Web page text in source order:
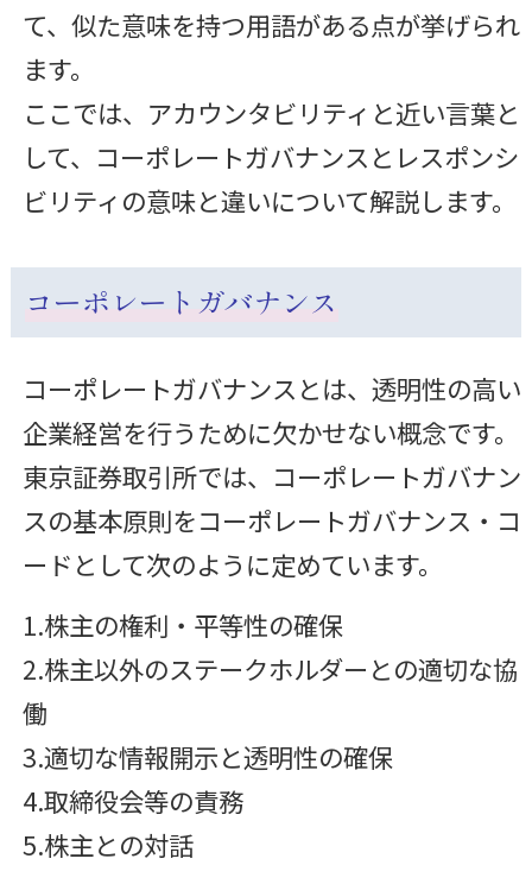
て、似た意味を持つ用語がある点が挙げられ
ます。
ここでは、アカウンタビリティと近い言葉と
して、コーポレートガバナンスとレスポンシ
ビリティの意味と違いについて解説します。
コーポレートガバナンス
コーポレートガバナンスとは、透明性の高い
企業経営を行うために欠かせない概念です。
東京証券取引所では、コーポレートガバナン
スの基本原則をコーポレートガバナンス・コ
ードとして次のように定めています。
1.株主の権利・平等性の確保
2.株主以外のステークホルダーとの適切な協
働
3.適切な情報開示と透明性の確保
4.取締役会等の責務
5.株主との対話